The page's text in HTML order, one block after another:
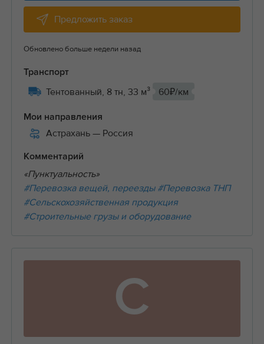
Предложить заказ
Обновлено больше недели назад
Транспорт
Тентованный, 8 тн, 33 м³ 60₽/км
Мои направления
Астрахань — Россия
Комментарий
«Пунктуальность»
#Перевозка вещей, переезды #Перевозка ТНП
#Сельскохозяйственная продукция
#Строительные грузы и оборудование
С